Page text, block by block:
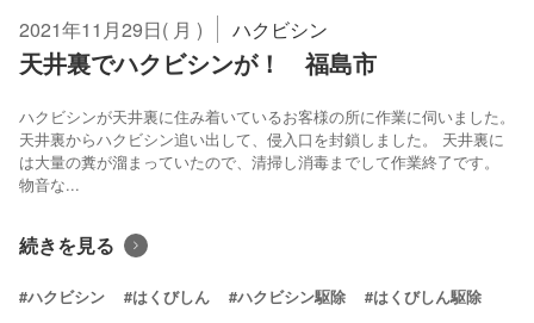
2021年11月29日( 月 ) ハクビシン
天井裏でハクビシンが！ 福島市
ハクビシンが天井裏に住み着いているお客様の所に作業に伺いました。
天井裏からハクビシン追い出して、侵入口を封鎖しました。 天井裏に
は大量の糞が溜まっていたので、清掃し消毒までして作業終了です。
物音な...
続きを見る
#ハクビシン #はくびしん #ハクビシン駆除 #はくびしん駆除